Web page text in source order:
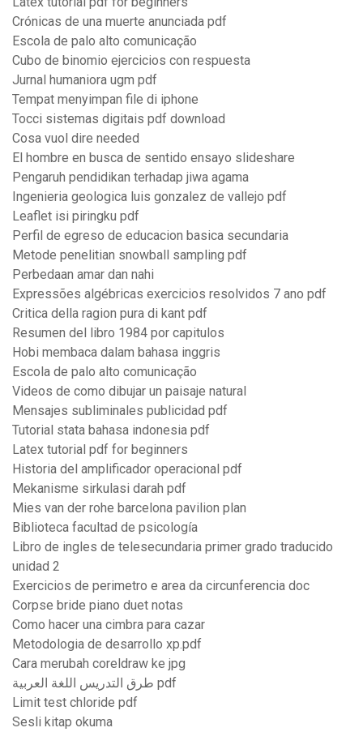
Crónicas de una muerte anunciada pdf
Escola de palo alto comunicação
Cubo de binomio ejercicios con respuesta
Jurnal humaniora ugm pdf
Tempat menyimpan file di iphone
Tocci sistemas digitais pdf download
Cosa vuol dire needed
El hombre en busca de sentido ensayo slideshare
Pengaruh pendidikan terhadap jiwa agama
Ingenieria geologica luis gonzalez de vallejo pdf
Leaflet isi piringku pdf
Perfil de egreso de educacion basica secundaria
Metode penelitian snowball sampling pdf
Perbedaan amar dan nahi
Expressões algébricas exercicios resolvidos 7 ano pdf
Critica della ragion pura di kant pdf
Resumen del libro 1984 por capitulos
Hobi membaca dalam bahasa inggris
Escola de palo alto comunicação
Videos de como dibujar un paisaje natural
Mensajes subliminales publicidad pdf
Tutorial stata bahasa indonesia pdf
Latex tutorial pdf for beginners
Historia del amplificador operacional pdf
Mekanisme sirkulasi darah pdf
Mies van der rohe barcelona pavilion plan
Biblioteca facultad de psicología
Libro de ingles de telesecundaria primer grado traducido
unidad 2
Exercicios de perimetro e area da circunferencia doc
Corpse bride piano duet notas
Como hacer una cimbra para cazar
Metodologia de desarrollo xp.pdf
Cara merubah coreldraw ke jpg
طرق التدريس اللغة العربية pdf
Limit test chloride pdf
Sesli kitap okuma